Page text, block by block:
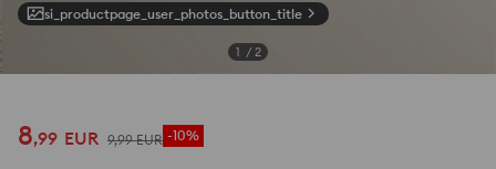
si_productpage_user_photos_button_title
1 / 2
8,99 EUR 9,99 EUR -10%